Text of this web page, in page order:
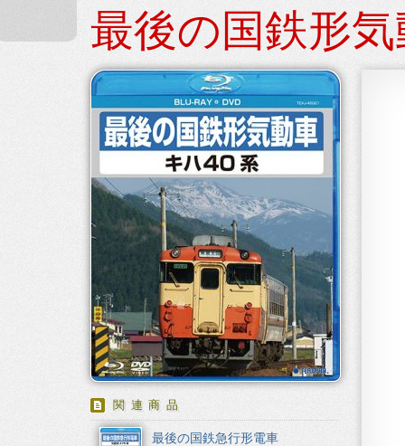
最後の国鉄形
関連商品
最後の国鉄急行形電車